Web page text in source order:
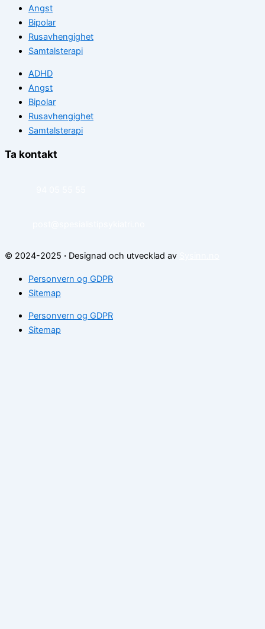
Angst
Bipolar
Rusavhengighet
Samtalsterapi
ADHD
Angst
Bipolar
Rusavhengighet
Samtalsterapi
Ta kontakt
© 2024-2025 · Designad och utvecklad av
Personvern og GDPR
Sitemap
Personvern og GDPR
Sitemap